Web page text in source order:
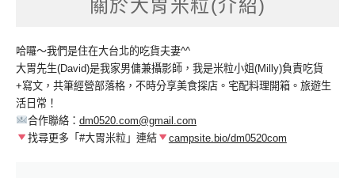
關於大胃米粒(介紹)
哈囉～我們是住在大台北的吃貨夫妻^^
大胃先生(David)是我家男傭兼攝影師，我是米粒小姐(Milly)負責吃貨
+寫文，共筆經營部落格，不時分享美食探店。宅配料理開箱。旅遊生
活日常！
合作聯絡： dm0520.com@gmail.com
找尋更多「#大胃米粒」連結
campsite.bio/dm0520com